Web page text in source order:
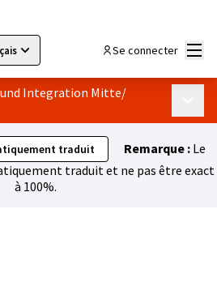
Choose languageElegir el idioma
Se connecter
Integration Mitte/
traduit Remarque : Le
traduit et ne pas être exact
à 100%.